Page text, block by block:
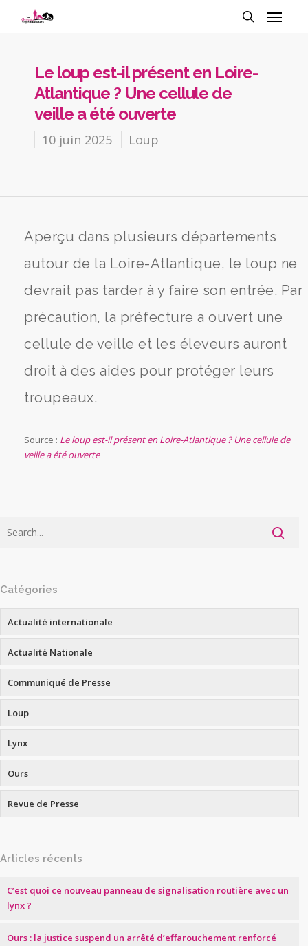
Le loup est-il présent en Loire-
Atlantique ? Une cellule de
veille a été ouverte
10 juin 2025 Loup
Aperçu dans plusieurs départements
autour de la Loire-Atlantique, le loup ne
devrait pas tarder à y faire son entrée. Par
précaution, la préfecture a ouvert une
cellule de veille et les éleveurs auront
droit à des aides pour protéger leurs
troupeaux.
Source : Le loup est-il présent en Loire-Atlantique ? Une cellule de
veille a été ouverte
Catégories
Actualité internationale
Actualité Nationale
Communiqué de Presse
Loup
Lynx
Ours
Revue de Presse
Articles récents
C’est quoi ce nouveau panneau de signalisation routière avec un
lynx ?
Ours : la justice suspend un arrêté d’effarouchement renforcé